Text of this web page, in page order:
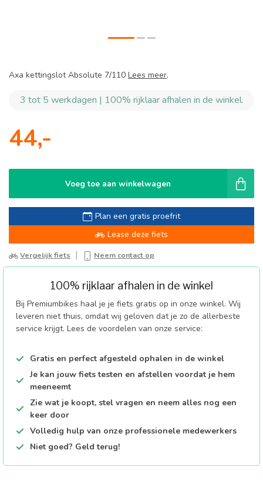
Axa kettingslot Absolute 7/110 Lees meer.
3 tot 5 werkdagen | 100% rijklaar afhalen in de winkel.
44,-
Voeg toe aan winkelwagen
Plan een gratis proefrit
Lease deze fiets
Vergelijk fiets Neem contact op
100% rijklaar afhalen in de winkel
Bij Premiumbikes haal je je fiets gratis op in onze winkel. Wij
leveren niet thuis, omdat wij geloven dat je zo de allerbeste
service krijgt. Lees de voordelen van onze service:
Gratis en perfect afgesteld ophalen in de winkel
Je kan jouw fiets testen en afstellen voordat je hem
meeneemt
Zie wat je koopt, stel vragen en neem alles nog een
keer door
Volledig hulp van onze professionele medewerkers
Niet goed? Geld terug!